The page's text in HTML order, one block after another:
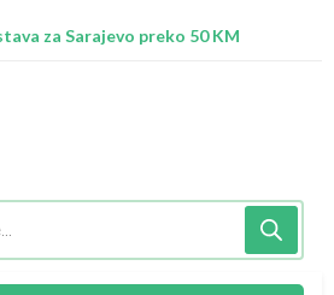
za Sarajevo preko 50 KM